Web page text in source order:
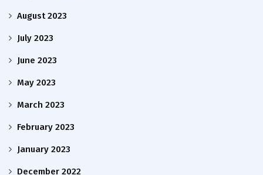
August 2023
July 2023
June 2023
May 2023
March 2023
February 2023
January 2023
December 2022